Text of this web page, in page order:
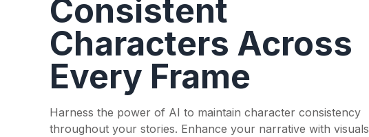
Consistent
Characters Across
Every Frame
Harness the power of AI to maintain character consistency
throughout your stories. Enhance your narrative with visuals